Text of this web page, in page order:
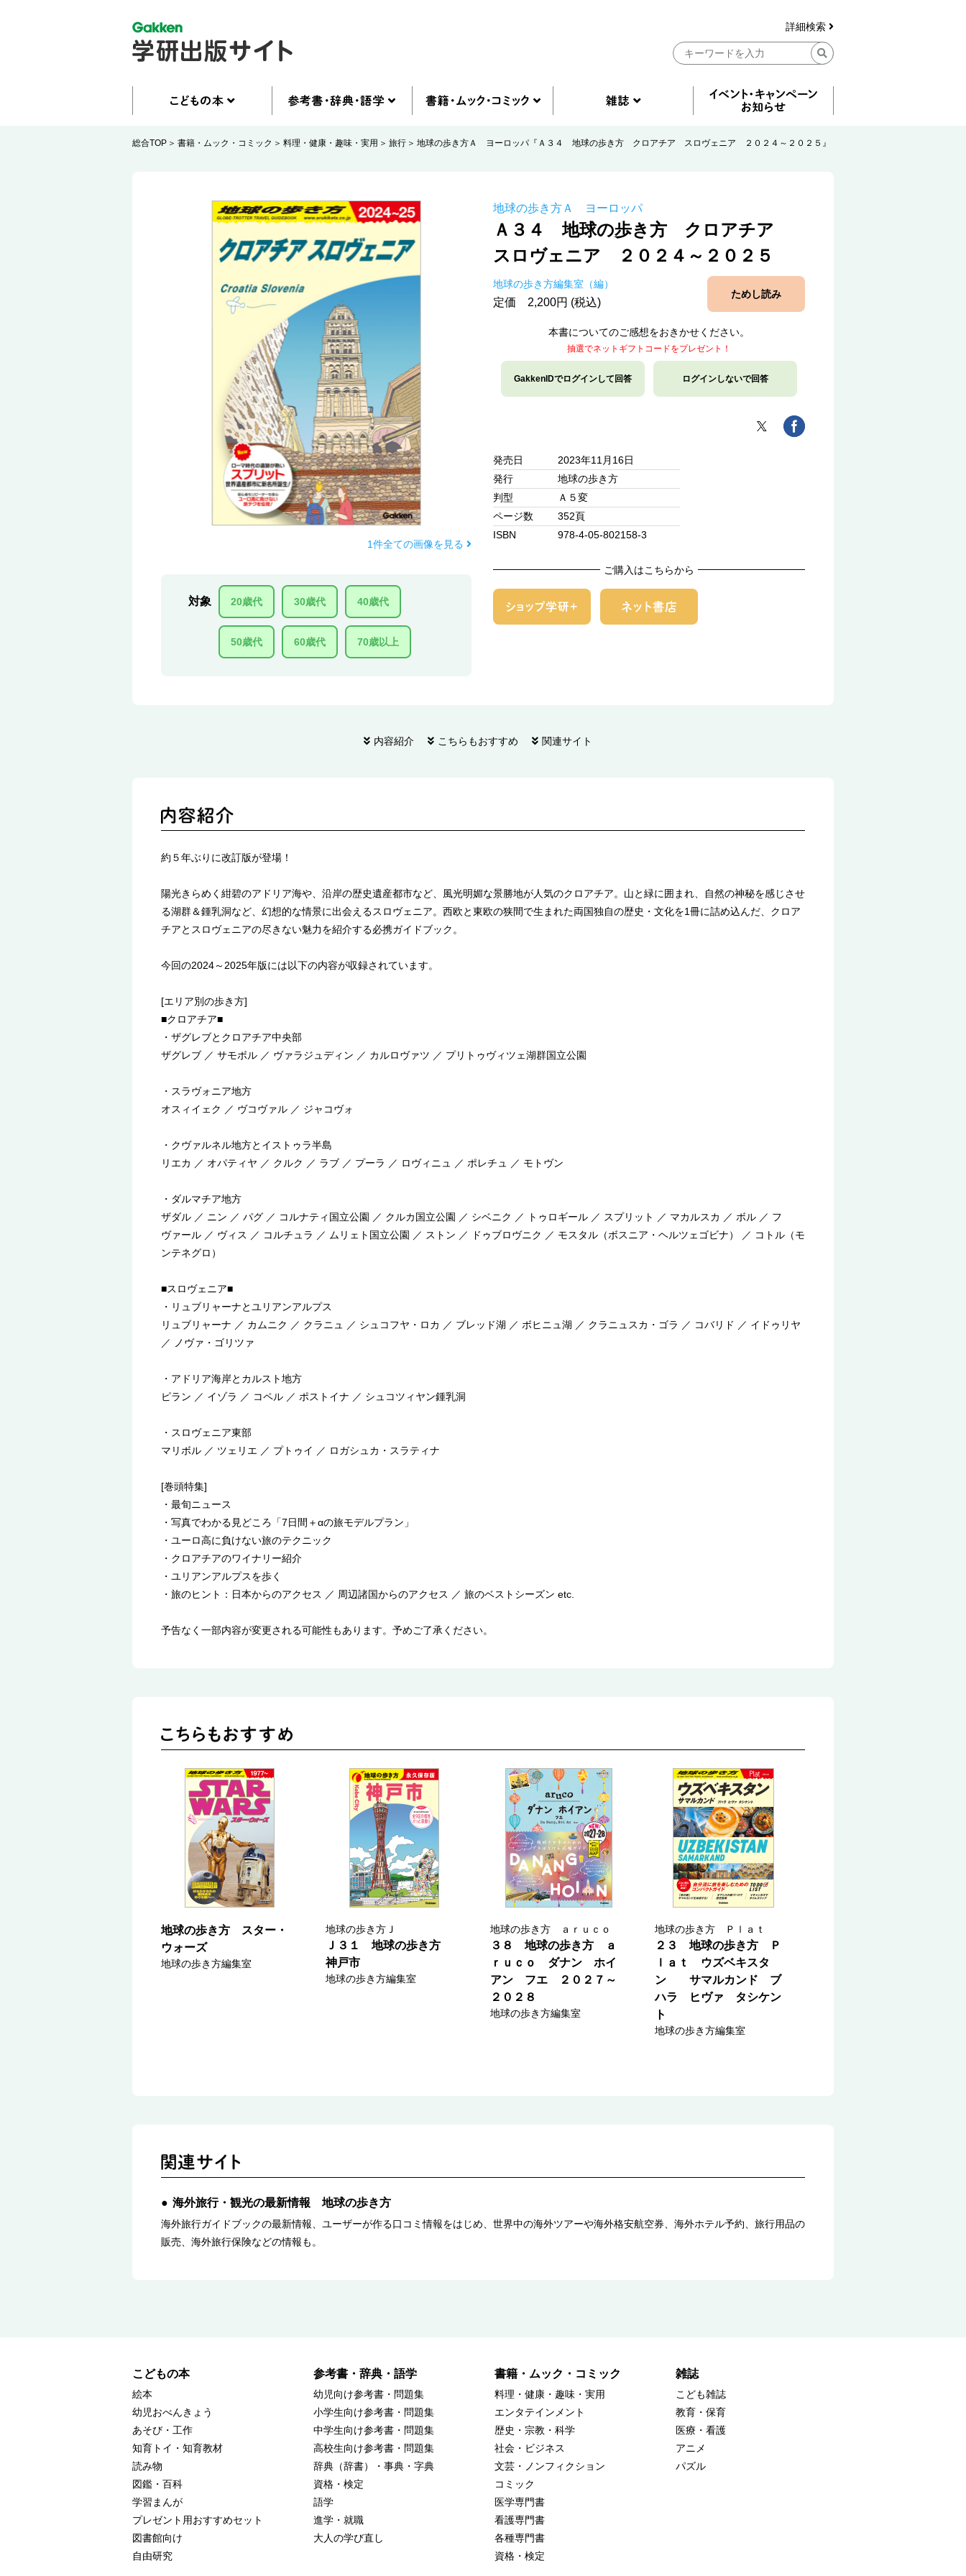
詳細検索
総合TOP 書籍・ムック・コミック 料理・健康・趣味・実用 旅行 地球の歩き方Ａ ヨーロッパ『Ａ３４ 地球の歩き方 クロアチア スロヴェニア ２０２４～２０２５』
1件全ての画像を見る
対象 20歳代 30歳代 40歳代
50歳代 60歳代 70歳以上
地球の歩き方Ａ ヨーロッパ
Ａ３４ 地球の歩き方 クロアチア
スロヴェニア ２０２４～２０２５
ためし読み
地球の歩き方編集室（編）
定価 2,200円 (税込)
本書についてのご感想をおきかせください。
抽選でネットギフトコードをプレゼント！
GakkenIDでログインして回答 ログインしないで回答
発売日
2023年11月16日
発行
地球の歩き方
判型
Ａ５変
ページ数
352頁
ISBN
978-4-05-802158-3
ご購入はこちらから
内容紹介 こちらもおすすめ 関連サイト
約５年ぶりに改訂版が登場！
陽光きらめく紺碧のアドリア海や、沿岸の歴史遺産都市など、風光明媚な景勝地が人気のクロアチア。山と緑に囲まれ、自然の神秘を感じさせ
る湖群＆鍾乳洞など、幻想的な情景に出会えるスロヴェニア。西欧と東欧の狭間で生まれた両国独自の歴史・文化を1冊に詰め込んだ、クロア
チアとスロヴェニアの尽きない魅力を紹介する必携ガイドブック。
今回の2024～2025年版には以下の内容が収録されています。
[エリア別の歩き方]
■クロアチア■
・ザグレブとクロアチア中央部
ザグレブ ／ サモボル ／ ヴァラジュディン ／ カルロヴァツ ／ プリトゥヴィツェ湖群国立公園
・スラヴォニア地方
オスィイェク ／ ヴコヴァル ／ ジャコヴォ
・クヴァルネル地方とイストゥラ半島
リエカ ／ オパティヤ ／ クルク ／ ラブ ／ プーラ ／ ロヴィニュ ／ ポレチュ ／ モトヴン
・ダルマチア地方
ザダル ／ ニン ／ パグ ／ コルナティ国立公園 ／ クルカ国立公園 ／ シベニク ／ トゥロギール ／ スプリット ／ マカルスカ ／ ボル ／ フ
ヴァール ／ ヴィス ／ コルチュラ ／ ムリェト国立公園 ／ ストン ／ ドゥブロヴニク ／ モスタル（ボスニア・ヘルツェゴビナ） ／ コトル（モ
ンテネグロ）
■スロヴェニア■
・リュブリャーナとユリアンアルプス
リュブリャーナ ／ カムニク ／ クラニュ ／ シュコフヤ・ロカ ／ ブレッド湖 ／ ボヒニュ湖 ／ クラニュスカ・ゴラ ／ コバリド ／ イドゥリヤ
／ ノヴァ・ゴリツァ
・アドリア海岸とカルスト地方
ピラン ／ イゾラ ／ コペル ／ ポストイナ ／ シュコツィヤン鍾乳洞
・スロヴェニア東部
マリボル ／ ツェリエ ／ プトゥイ ／ ロガシュカ・スラティナ
[巻頭特集]
・最旬ニュース
・写真でわかる見どころ「7日間＋αの旅モデルプラン」
・ユーロ高に負けない旅のテクニック
・クロアチアのワイナリー紹介
・ユリアンアルプスを歩く
・旅のヒント：日本からのアクセス ／ 周辺諸国からのアクセス ／ 旅のベストシーズン etc.
予告なく一部内容が変更される可能性もあります。予めご了承ください。
地球の歩き方 スター・
ウォーズ
地球の歩き方編集室
地球の歩き方Ｊ
Ｊ３１ 地球の歩き方
神戸市
地球の歩き方編集室
地球の歩き方 ａｒｕｃｏ
３８ 地球の歩き方 ａ
ｒｕｃｏ ダナン ホイ
アン フエ ２０２７～
２０２８
地球の歩き方編集室
地球の歩き方 Ｐｌａｔ
２３ 地球の歩き方 Ｐ
ｌａｔ ウズベキスタ
ン サマルカンド ブ
ハラ ヒヴァ タシケン
ト
地球の歩き方編集室
海外旅行・観光の最新情報 地球の歩き方
海外旅行ガイドブックの最新情報、ユーザーが作る口コミ情報をはじめ、世界中の海外ツアーや海外格安航空券、海外ホテル予約、旅行用品の
販売、海外旅行保険などの情報も。
こどもの本
絵本
幼児おべんきょう
あそび・工作
知育トイ・知育教材
読み物
図鑑・百科
学習まんが
プレゼント用おすすめセット
図書館向け
自由研究
参考書・辞典・語学
幼児向け参考書・問題集
小学生向け参考書・問題集
中学生向け参考書・問題集
高校生向け参考書・問題集
辞典（辞書）・事典・字典
資格・検定
語学
進学・就職
大人の学び直し
書籍・ムック・コミック
料理・健康・趣味・実用
エンタテインメント
歴史・宗教・科学
社会・ビジネス
文芸・ノンフィクション
コミック
医学専門書
看護専門書
各種専門書
資格・検定
雑誌
こども雑誌
教育・保育
医療・看護
アニメ
パズル